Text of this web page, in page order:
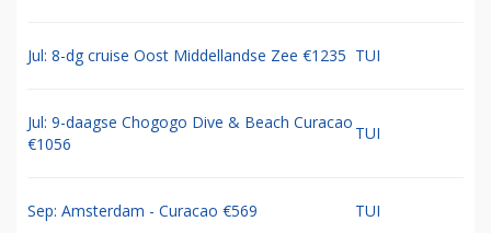
Jul: 8-dg cruise Oost Middellandse Zee €1235 TUI
Jul: 9-daagse Chogogo Dive & Beach Curacao
€1056
TUI
Sep: Amsterdam - Curacao €569 TUI